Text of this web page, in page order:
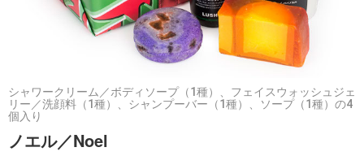
シャワークリーム／ボディソープ（1種）、フェイスウォッシュジェ
リー／洗顔料（1種）、シャンプーバー（1種）、ソープ（1種）の4
個入り
ノエル／Noel